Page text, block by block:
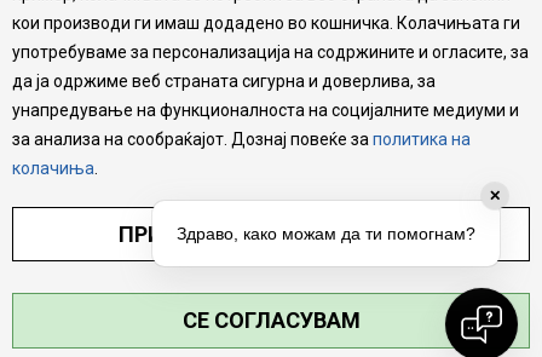
Настојуваме да бидеме што попрецизни во описот на
производите, прикажување на слики и цени, но не
можеме да гарантираме дека сите информации се
комплетни и без грешка. Сите производи се дел од
нашата понуда, но не се подразбира дека мора да се
достапни во секој момент.
. СИТЕ ПРАВА ЗАДРЖАНИ.
кои производи ги имаш додадено во кошничка. Колачињата ги
употребуваме за персонализација на содржините и огласите, за
да ја одржиме веб страната сигурна и доверлива, за
унапредување на функционалноста на социјалните медиуми и
за анализа на сообраќајот. Дознај повеќе за политика на
колачиња
ПРИЛАГОДИ ПОСТАВУВАЊА
СЕ СОГЛАСУВАМ
✕
Здраво, како можам да ти помогнам?